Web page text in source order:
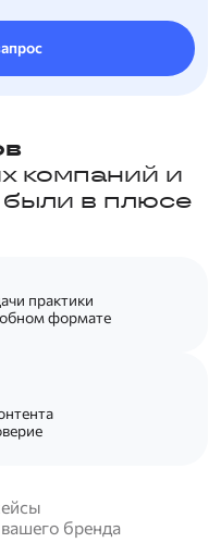
компаний и
были в плюсе
практики
формате
бренда